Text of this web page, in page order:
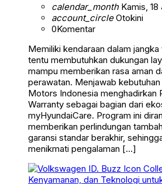
calendar_monthKamis, 18
account_circleOtokini
0Komentar
Memiliki kendaraan dalam
tentu membutuhkan dukungan
mampu memberikan rasa aman
perawatan. Menjawab
Motors Indonesia menghadirkan
Warranty sebagai bagian dari
myHyundaiCare. Program ini
memberikan perlindungan
garansi standar berakhir,
menikmati pengalaman […]